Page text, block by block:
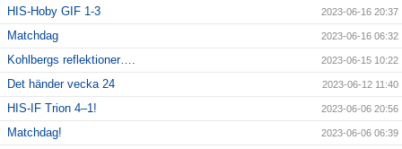
HIS-Hoby GIF 1-3 2023-06-16 20:37
Matchdag 2023-06-16 06:32
Kohlbergs reflektioner…. 2023-06-15 10:22
Det händer vecka 24 2023-06-12 11:40
HIS-IF Trion 4–1! 2023-06-06 20:56
Matchdag! 2023-06-06 06:39